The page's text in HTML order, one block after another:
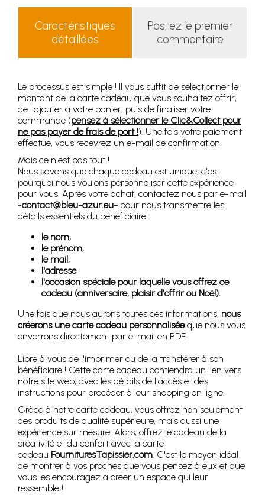
Caractéristiques
détaillées
Postez le premier
commentaire
Le processus est simple ! Il vous suffit de sélectionner le
montant de la carte cadeau que vous souhaitez offrir,
de l'ajouter à votre panier, puis de finaliser votre
commande (pensez à sélectionner le Clic&Collect pour
ne pas payer de frais de port !). Une fois votre paiement
effectué, vous recevrez un e-mail de confirmation.
Mais ce n'est pas tout !
Nous savons que chaque cadeau est unique, c'est
pourquoi nous voulons personnaliser cette expérience
pour vous. Après votre achat, contactez nous par e-mail
-contact@bleu-azur.eu- pour nous transmettre les
détails essentiels du bénéficiaire :
le nom,
le prénom,
le mail,
l'adresse
l'occasion spéciale pour laquelle vous offrez ce
cadeau (anniversaire, plaisir d'offrir ou Noël).
Une fois que nous aurons toutes ces informations, nous
créerons une carte cadeau personnaliséeque nous vous
enverrons directement par e-mail en PDF.
Libre à vous de l'imprimer ou de la transférer à son
bénéficiare ! Cette carte cadeau contiendra un lien vers
notre site web, avec les détails de l'accès et des
instructions pour procéder à leur shopping en ligne.
Grâce à notre carte cadeau, vous offrez non seulement
des produits de qualité supérieure, mais aussi une
expérience sur mesure. Alors, offrez le cadeau de la
créativité et du confort avec la carte
cadeau FournituresTapissier.com. C'est le moyen idéal
de montrer à vos proches que vous pensez à eux et que
vous les encouragez à créer un espace qui leur
ressemble !